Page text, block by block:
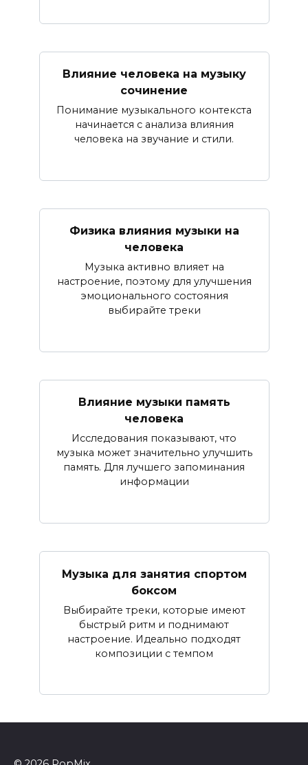
Влияние человека на музыку
сочинение
Понимание музыкального контекста
начинается с анализа влияния
человека на звучание и стили.
Физика влияния музыки на
человека
Музыка активно влияет на
настроение, поэтому для улучшения
эмоционального состояния
выбирайте треки
Влияние музыки память
человека
Исследования показывают, что
музыка может значительно улучшить
память. Для лучшего запоминания
информации
Музыка для занятия спортом
боксом
Выбирайте треки, которые имеют
быстрый ритм и поднимают
настроение. Идеально подходят
композиции с темпом